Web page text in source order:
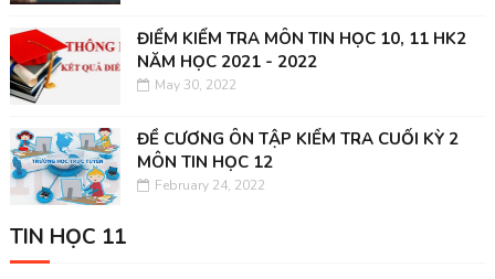
ĐIỂM KIỂM TRA MÔN TIN HỌC 10, 11 HK2
NĂM HỌC 2021 - 2022
May 30, 2022
ĐỀ CƯƠNG ÔN TẬP KIỂM TRA CUỐI KỲ 2
MÔN TIN HỌC 12
February 24, 2022
TIN HỌC 11